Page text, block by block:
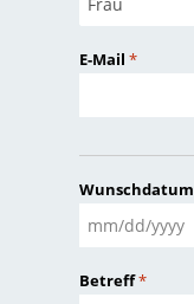
E-Mail *
Wunschdatum
MM
TT
Betreff*